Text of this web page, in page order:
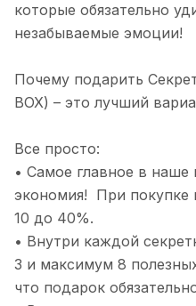
которые обязательно
незабываемые эмоции!
Почему подарить
BOX) – это лучший
Все просто:
• Самое главное в наше
экономия! При покупке
10 до 40%.
• Внутри каждой
3 и максимум 8
что подарок